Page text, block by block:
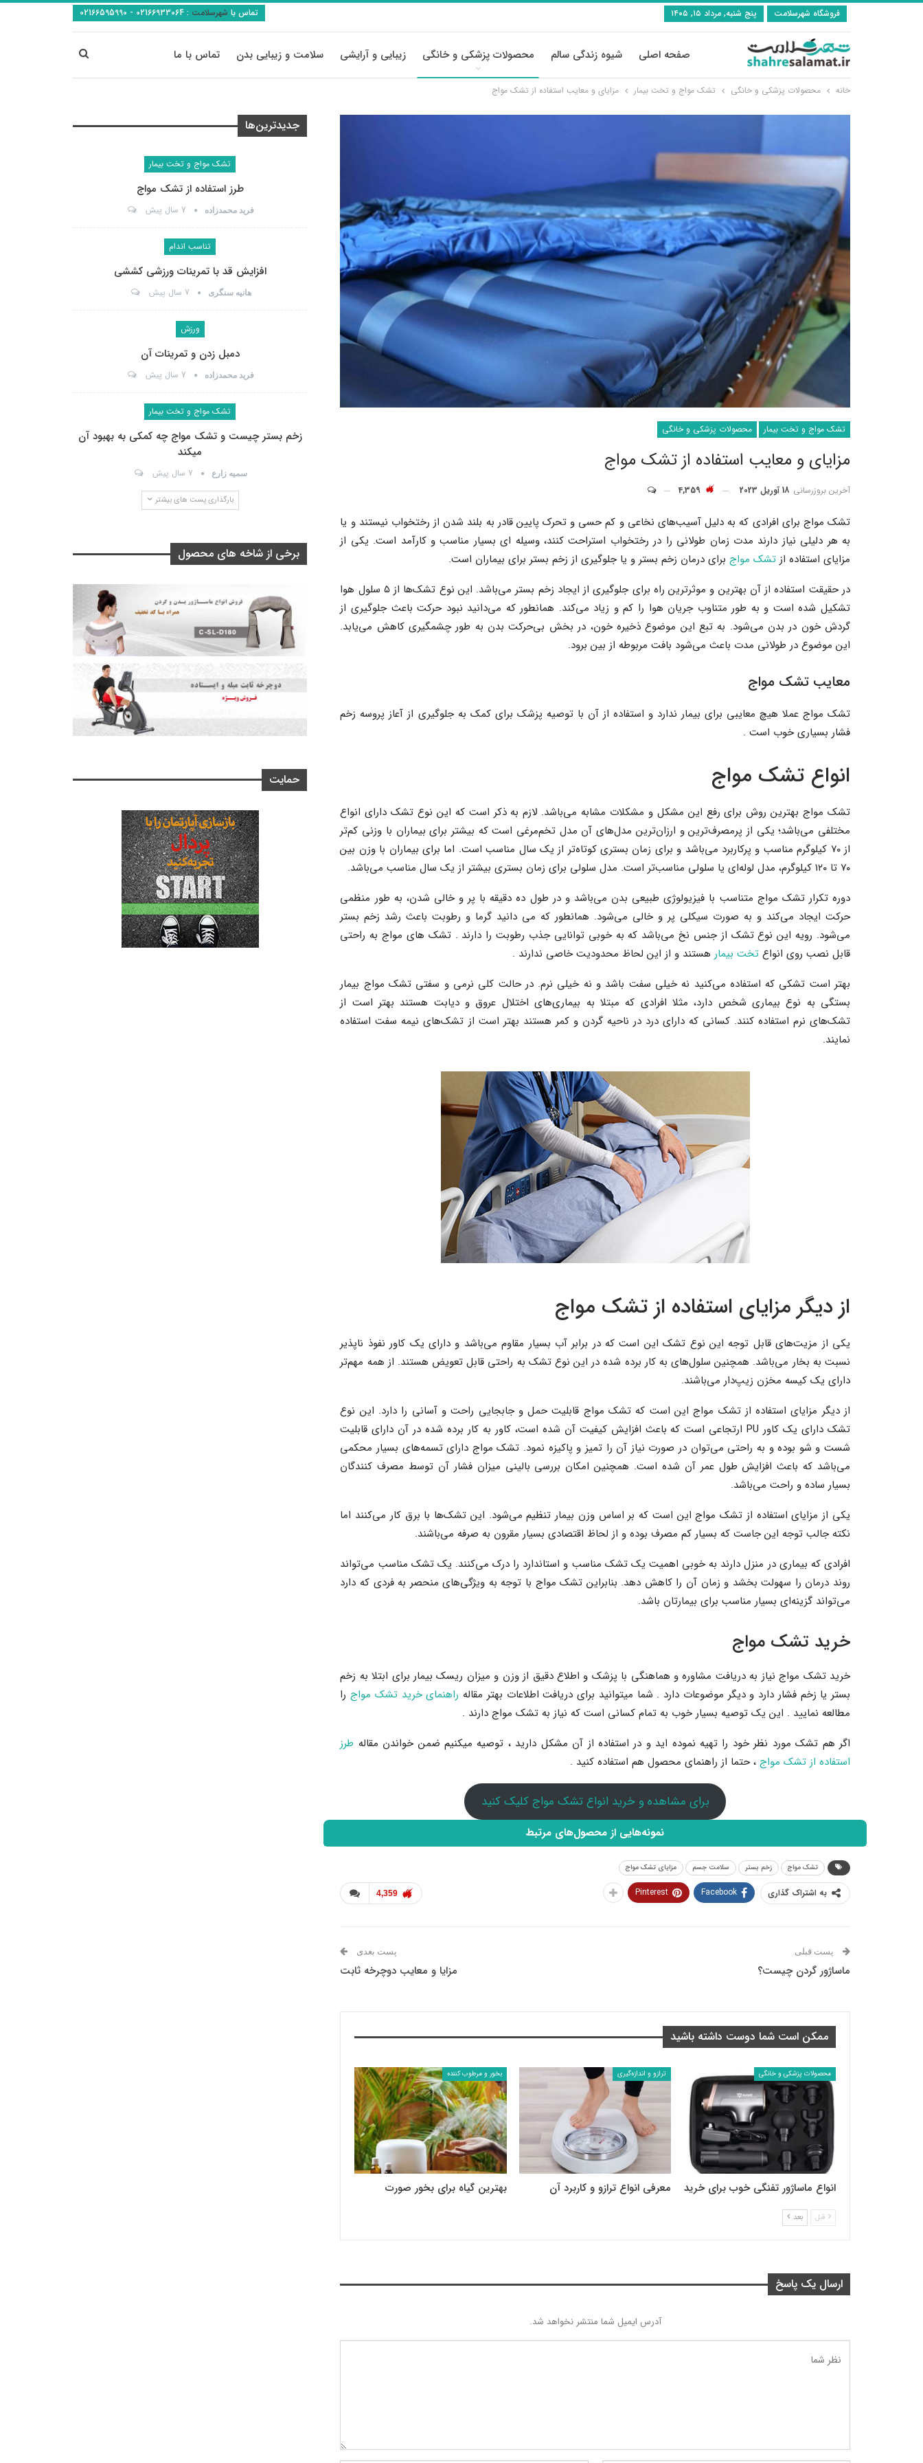
تماس با شهرسلامت : فروشگاه شهرسلامت پنج شنبه, مرداد ۱۵, ۱۴۰۵
صفحه اصلی شیوه زندگی سالم محصولات پزشکی و خانگی زیبایی و آرایشی سلامت و زیبایی بدن تماس با ما
خانه محصولات پزشکی و خانگی تشک مواج و تخت بیمار مزایای و معایب استفاده از تشک مواج
تشک مواج و تخت بیمار محصولات پزشکی و خانگی
مزایای و معایب استفاده از تشک مواج
آخرین بروزرسانی 18 آوریل 2023 4,359
تشک مواج برای افرادی که به دلیل آسیب‌های نخاعی و کم حسی و تحرک پایین قادر به بلند شدن از رختخواب نیستند و یا
به هر دلیلی نیاز دارند مدت زمان طولانی را در رختخواب استراحت کنند، وسیله ای بسیار مناسب و کارآمد است. یکی از
مزایای استفاده از تشک مواج برای درمان زخم بستر و یا جلوگیری از زخم بستر برای بیماران است.
در حقیقت استفاده از آن بهترین و موثرترین راه برای جلوگیری از ایجاد زخم بستر می‌باشد. این نوع تشک‌ها از ۵ سلول هوا
تشکیل شده است و به طور متناوب جریان هوا را کم و زیاد می‌کند. همانطور که می‌دانید نبود حرکت باعث جلوگیری از
گردش خون در بدن می‌شود. به تبع این موضوع ذخیره خون، در بخش بی‌حرکت بدن به طور چشمگیری کاهش می‌یابد.
این موضوع در طولانی مدت باعث می‌شود بافت مربوطه از بین برود.
معایب تشک مواج
تشک مواج عملا هیچ معایبی برای بیمار ندارد و استفاده از آن با توصیه پزشک برای کمک به جلوگیری از آعاز پروسه زخم
فشار بسیاری خوب است .
انواع تشک مواج
تشک مواج بهترین روش برای رفع این مشکل و مشکلات مشابه می‌باشد. لازم به ذکر است که این نوع تشک دارای انواع
مختلفی می‌باشد؛ یکی از پرمصرف‌ترین و ارزان‌ترین مدل‌های آن مدل تخم‌مرغی است که بیشتر برای بیماران با وزنی کم‌تر
از ۷۰ کیلوگرم مناسب و پرکاربرد می‌باشد و برای زمان بستری کوتاه‌تر از یک سال مناسب است. اما برای بیماران با وزن بین
۷۰ تا ۱۲۰ کیلوگرم، مدل لوله‌ای یا سلولی مناسب‌تر است. مدل سلولی برای زمان بستری بیشتر از یک سال مناسب می‌باشد.
دوره تکرار تشک مواج متناسب با فیزیولوژی طبیعی بدن می‌باشد و در طول ده دقیقه با پر و خالی شدن، به طور منظمی
حرکت ایجاد می‌کند و به صورت سیکلی پر و خالی می‌شود. همانطور که می دانید گرما و رطوبت باعث رشد زخم بستر
می‌شود. رویه این نوع تشک از جنس نخ می‌باشد که به خوبی توانایی جذب رطوبت را دارند . تشک های مواج به راحتی
قابل نصب روی انواع تخت بیمار هستند و از این لحاظ محدودیت خاصی ندارند .
بهتر است تشکی که استفاده می‌کنید نه خیلی سفت باشد و نه خیلی نرم. در حالت کلی نرمی و سفتی تشک مواج بیمار
بستگی به نوع بیماری شخص دارد، مثلا افرادی که مبتلا به بیماری‌های اختلال عروق و دیابت هستند بهتر است از
تشک‌های نرم استفاده کنند. کسانی که دارای درد در ناحیه گردن و کمر هستند بهتر است از تشک‌های نیمه سفت استفاده
نمایند.
از دیگر مزایای استفاده از تشک مواج
یکی از مزیت‌های قابل توجه این نوع تشک این است که در برابر آب بسیار مقاوم می‌باشد و دارای یک کاور نفوذ ناپذیر
نسبت به بخار می‌باشد. همچنین سلول‌های به کار برده شده در این نوع تشک به راحتی قابل تعویض هستند. از همه مهم‌تر
دارای یک کیسه مخزن زیپ‌دار می‌باشند.
از دیگر مزایای استفاده از تشک مواج این است که تشک مواج قابلیت حمل و جابجایی راحت و آسانی را دارد. این نوع
تشک دارای یک کاور PU ارتجاعی است که باعث افزایش کیفیت آن شده است، کاور به کار برده شده در آن دارای قابلیت
شست و شو بوده و به راحتی می‌توان در صورت نیاز آن را تمیز و پاکیزه نمود. تشک مواج دارای تسمه‌های بسیار محکمی
می‌باشد که باعث افزایش طول عمر آن شده است. همچنین امکان بررسی بالینی میزان فشار آن توسط مصرف کنندگان
بسیار ساده و راحت می‌باشد.
یکی از مزایای استفاده از تشک مواج این است که بر اساس وزن بیمار تنظیم می‌شود. این تشک‌ها با برق کار می‌کنند اما
نکته جالب توجه این جاست که بسیار کم مصرف بوده و از لحاظ اقتصادی بسیار مقرون به صرفه می‌‌باشند.
افرادی که بیماری در منزل دارند به خوبی اهمیت یک تشک مناسب و استاندارد را درک می‌کنند. یک تشک مناسب می‌تواند
روند درمان را سهولت بخشد و زمان آن را کاهش دهد. بنابراین تشک مواج با توجه به ویژگی‌های منحصر به فردی که دارد
می‌تواند گزینه‌ای بسیار مناسب برای بیمارتان باشد.
خرید تشک مواج
خرید تشک مواج نیاز به دریافت مشاوره و هماهنگی با پزشک و اطلاع دقیق از وزن و میزان ریسک بیمار برای ابتلا به زخم
بستر یا زخم فشار دارد و دیگر موضوعات دارد . شما میتوانید برای دریافت اطلاعات بهتر مقاله راهنمای خرید تشک مواجرا
مطالعه نمایید . این یک توصیه بسیار خوب به تمام کسانی است که نیاز به تشک مواج دارند .
اگر هم تشک مورد نظر خود را تهیه نموده اید و در استفاده از آن مشکل دارید ، توصیه میکنیم ضمن خواندن مقاله طرز
استفاده از تشک مواج ، حتما از راهنمای محصول هم استفاده کنید .
برای مشاهده و خرید انواع تشک مواج کلیک کنید
نمونه‌هایی از محصول‌های مرتبط
تشک مواج زخم بستر سلامت جسم مزایای تشک مواج
4,359 به اشتراک گذاری Facebook
Pinterest
پست قبلی
ماساژور گردن چیست؟
پست بعدی
مزایا و معایب دوچرخه ثابت
ممکن است شما دوست داشته باشید
محصولات پزشکی و خانگی
انواع ماساژور تفنگی خوب برای خرید
ترازو و اندازه‌گیری
معرفی انواع ترازو و کاربرد آن
بخور و مرطوب کننده
بهترین گیاه برای بخور صورت
قبل بعد
ارسال یک پاسخ
آدرس ایمیل شما منتشر نخواهد شد.
جدیدترین‌ها
تشک مواج و تخت بیمار
طرز استفاده از تشک مواج
فرید محمدزاده 7 سال پیش
تناسب اندام
افزایش قد با تمرینات ورزشی کششی
هانیه سنگری 7 سال پیش
ورزش
دمبل زدن و تمرینات آن
فرید محمدزاده 7 سال پیش
تشک مواج و تخت بیمار
زخم بستر چیست و تشک مواج چه کمکی به بهبود آن
میکند
سمیه زارع 7 سال پیش
بارگذاری پست های بیشتر
برخی از شاخه های محصول
حمایت